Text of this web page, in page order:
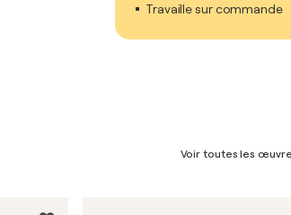
Travaille sur commande
Voir toutes les